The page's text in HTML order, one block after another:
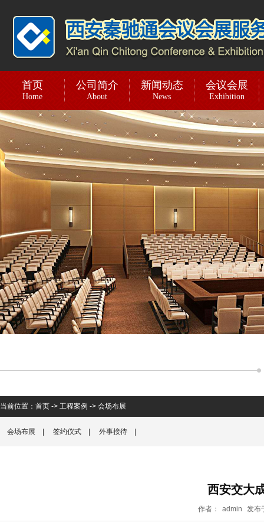
首页
Home
公司简介
About
新闻动态
News
会议会展
Exhibition
当前位置： 首页 -> 工程案例 -> 会场布展
会场布展 签约仪式 外事接待
西安交大
作者： admin 发布